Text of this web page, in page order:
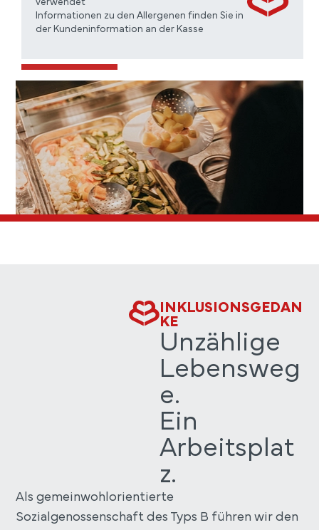
verwendet
Informationen zu den Allergenen finden Sie in
der Kundeninformation an der Kasse
INKLUSIONSGEDAN
KE
Unzählige
Lebensweg
e.
Ein
Arbeitsplat
z.
Als gemeinwohlorientierte
Sozialgenossenschaft des Typs B führen wir den